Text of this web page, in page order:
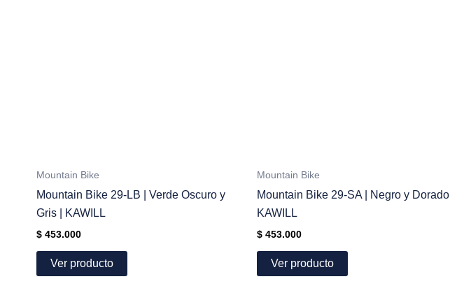
Mountain Bike
Mountain Bike 29-LB | Verde Oscuro y
Gris | KAWILL
$ 453.000
Ver producto
Mountain Bike
Mountain Bike 29-SA | Negro y Dorado |
KAWILL
$ 453.000
Ver producto